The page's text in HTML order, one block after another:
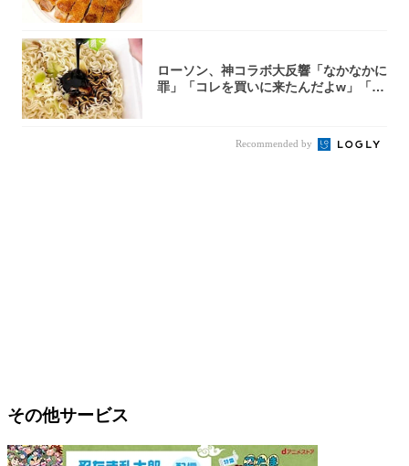
ローソン、神コラボ大反響「なかなかに
罪」「コレを買いに来たんだよw」「３
Recommended by
その他サービス